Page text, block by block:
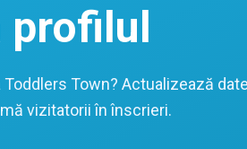
profilul
Town? Actualizează
vizitatorii în înscrieri.